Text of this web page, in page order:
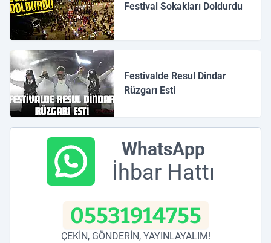
Festival Sokakları Doldurdu
Festivalde Resul Dindar
Rüzgarı Esti
WhatsApp
İhbar Hattı
05531914755
ÇEKİN, GÖNDERİN, YAYINLAYALIM!